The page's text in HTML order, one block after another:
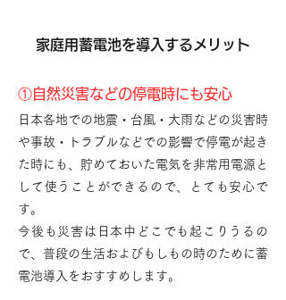
家庭用蓄電池を導入するメリット
①自然災害などの停電時にも安心
日本各地での地震・台風・大雨などの災害時
や事故・トラブルなどでの影響で停電が起き
た時にも、貯めておいた電気を非常用電源と
して使うことができるので、とても安心で
す。
今後も災害は日本中どこでも起こりうるの
で、普段の生活およびもしもの時のために蓄
電池導入をおすすめします。